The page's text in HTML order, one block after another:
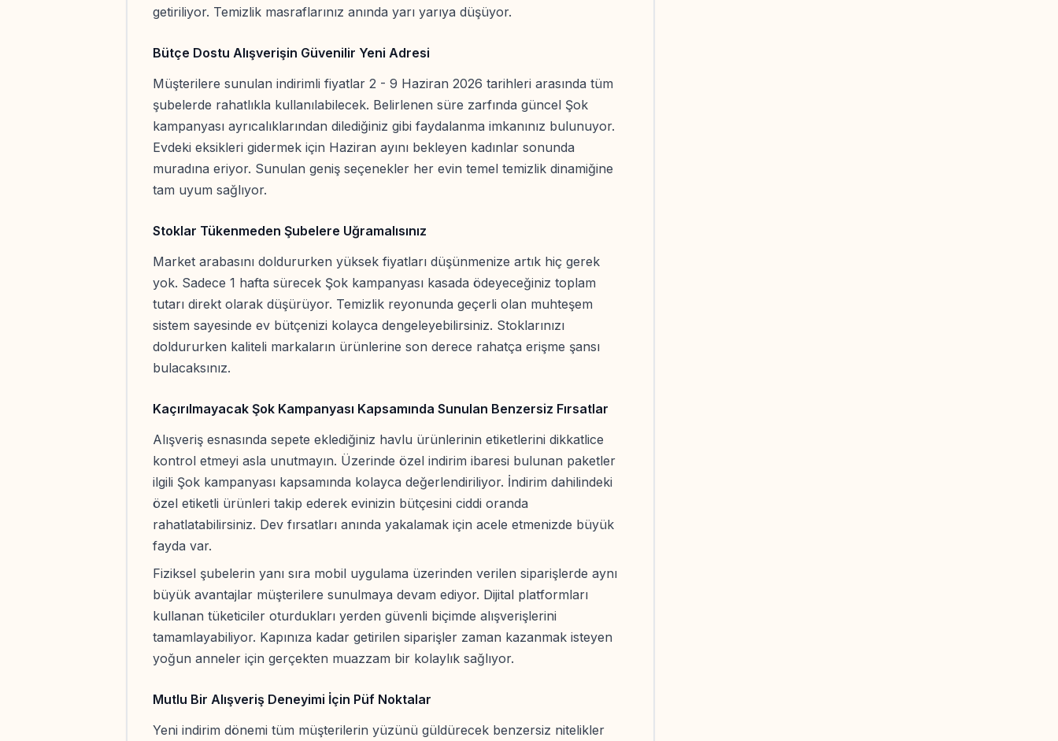
getiriliyor. Temizlik masraflarınız anında yarı yarıya düşüyor.
Bütçe Dostu Alışverişin Güvenilir Yeni Adresi
Müşterilere sunulan indirimli fiyatlar 2 - 9 Haziran 2026 tarihleri arasında tüm
şubelerde rahatlıkla kullanılabilecek. Belirlenen süre zarfında güncel Şok
kampanyası ayrıcalıklarından dilediğiniz gibi faydalanma imkanınız bulunuyor.
Evdeki eksikleri gidermek için Haziran ayını bekleyen kadınlar sonunda
muradına eriyor. Sunulan geniş seçenekler her evin temel temizlik dinamiğine
tam uyum sağlıyor.
Stoklar Tükenmeden Şubelere Uğramalısınız
Market arabasını doldururken yüksek fiyatları düşünmenize artık hiç gerek
yok. Sadece 1 hafta sürecek Şok kampanyası kasada ödeyeceğiniz toplam
tutarı direkt olarak düşürüyor. Temizlik reyonunda geçerli olan muhteşem
sistem sayesinde ev bütçenizi kolayca dengeleyebilirsiniz. Stoklarınızı
doldururken kaliteli markaların ürünlerine son derece rahatça erişme şansı
bulacaksınız.
Kaçırılmayacak Şok Kampanyası Kapsamında Sunulan Benzersiz Fırsatlar
Alışveriş esnasında sepete eklediğiniz havlu ürünlerinin etiketlerini dikkatlice
kontrol etmeyi asla unutmayın. Üzerinde özel indirim ibaresi bulunan paketler
ilgili Şok kampanyası kapsamında kolayca değerlendiriliyor. İndirim dahilindeki
özel etiketli ürünleri takip ederek evinizin bütçesini ciddi oranda
rahatlatabilirsiniz. Dev fırsatları anında yakalamak için acele etmenizde büyük
fayda var.
Fiziksel şubelerin yanı sıra mobil uygulama üzerinden verilen siparişlerde aynı
büyük avantajlar müşterilere sunulmaya devam ediyor. Dijital platformları
kullanan tüketiciler oturdukları yerden güvenli biçimde alışverişlerini
tamamlayabiliyor. Kapınıza kadar getirilen siparişler zaman kazanmak isteyen
yoğun anneler için gerçekten muazzam bir kolaylık sağlıyor.
Mutlu Bir Alışveriş Deneyimi İçin Püf Noktalar
Yeni indirim dönemi tüm müşterilerin yüzünü güldürecek benzersiz nitelikler